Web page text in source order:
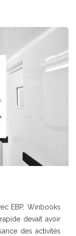
EBP, Winbooks
devait avoir
des activités